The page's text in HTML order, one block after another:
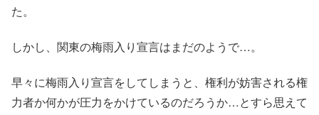
た。
しかし、関東の梅雨入り宣言はまだのようで…。
早々に梅雨入り宣言をしてしまうと、権利が妨害される権
力者か何かが圧力をかけているのだろうか…とすら思えて